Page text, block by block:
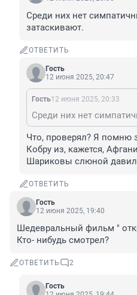
Среди них нет
затаскивают.
ОТВЕТИТЬ
Гость
12 июня 2025, 20:47
Гость12 июня 2025, 20:33
Что, проверял? Я помню
Кобру из, кажется,
Шариковы слюной
ОТВЕТИТЬ
Гость
12 июня 2025, 19:40
Шедевральный фильм "
Кто- нибудь смотрел?
ОТВЕТИТЬ 2
Гость